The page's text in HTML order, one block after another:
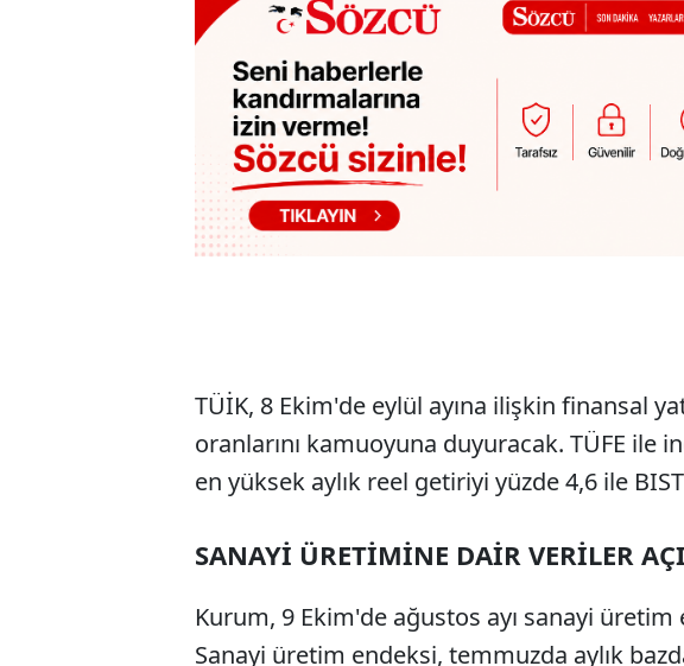
TÜİK, 8 Ekim'de eylül ayına ilişkin finansal
oranlarını kamuoyuna duyuracak. TÜFE ile
en yüksek aylık reel getiriyi yüzde 4,6 ile
SANAYİ ÜRETİMİNE DAİR VERİLER
Kurum, 9 Ekim'de ağustos ayı sanayi üretim
Sanayi üretim endeksi, temmuzda aylık